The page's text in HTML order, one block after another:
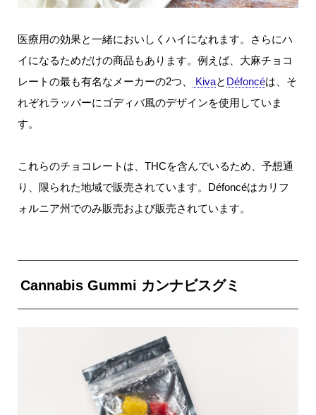
医療用の効果と一緒においしくハイになれます。さらにハ
イになるためだけの商品もあります。例えば、大麻チョコ
レートの最も有名なメーカーの2つ、
Kivaと Défoncéは、そ
れぞれラッパーにゴディバ風のデザインを使用していま
す。
これらのチョコレートは、THCを含んでいるため、予想通
り、限られた地域で販売されています。Défoncéはカリフ
ォルニア州でのみ販売および販売されています。
Cannabis Gummi カンナビスグミ